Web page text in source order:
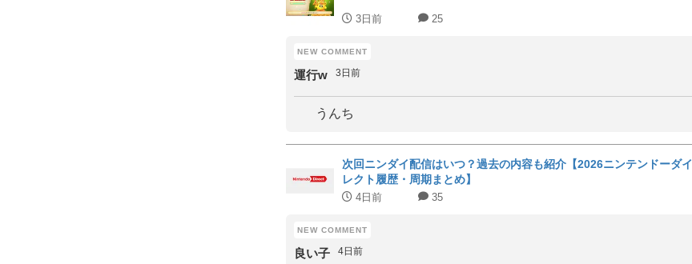
3日前 25
運行w 3日前
うんち
次回ニンダイ配信はいつ？過去の内容も紹介【2026ニンテンドーダイ
レクト履歴・周期まとめ】
4日前 35
良い子 4日前